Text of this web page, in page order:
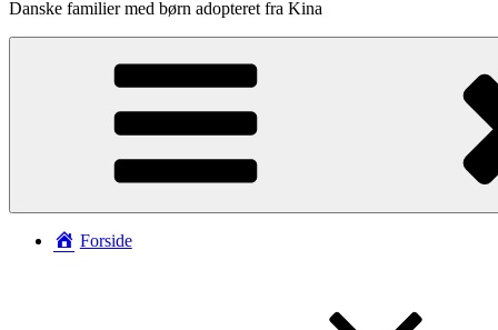
Danske familier med børn adopteret fra Kina
Forside